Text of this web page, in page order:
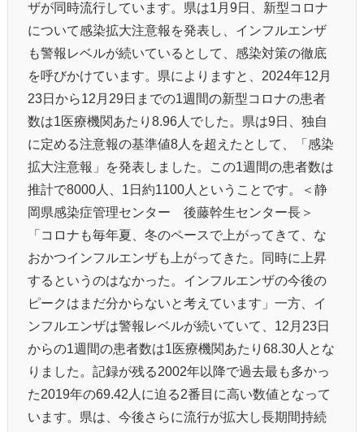
ザが同時流行しています。県は1月9日、新型コロナ
について感染拡大注意報を発表し、インフルエンザ
も警報レベルが続いているとして、感染対策の徹底
を呼びかけています。県によりますと、2024年12月
23日から12月29日までの1週間の新型コロナの患者
数は1医療機関あたり8.96人でした。県は9日、独自
に定める注意報の基準値8人を超えたとして、「感染
拡大注意報」を発表しました。この1週間の患者数は
推計で8000人、1日約1100人ということです。＜静
岡県感染症管理センター 後藤幹生センター長＞
「コロナも毎年夏、冬のペースで上がってきて、な
おかつインフルエンザも上がってきた。同時に上昇
するというのはなかった。インフルエンザの今後の
ピークはまだ分からないと考えています」一方、イ
ンフルエンザは警報レベルが続いていて、12月23日
からの1週間の患者数は1医療機関あたり68.30人とな
りました。記録が残る2002年以降で過去最も多かっ
た2019年の69.42人に迫る2番目に高い数値となって
います。県は、今後さらに流行が拡大し長期間持続